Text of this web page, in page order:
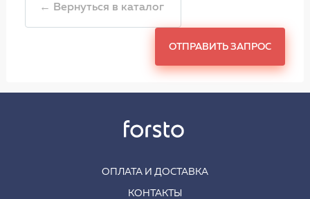
← Вернуться в каталог
ОТПРАВИТЬ ЗАПРОС
ОПЛАТА И ДОСТАВКА
КОНТАКТЫ